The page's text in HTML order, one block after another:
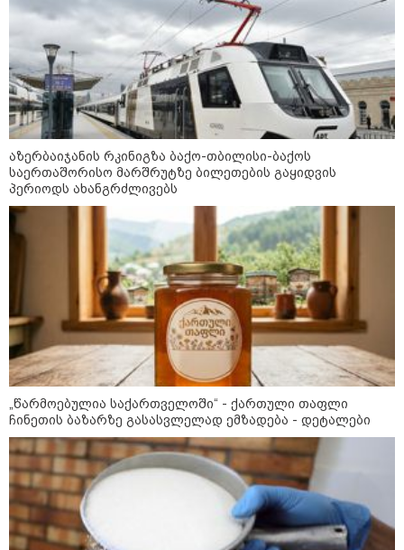
მომეპარნენ და თავს დამესხნენ
- ასფალტზე თავი მრავალჯერ
დამარტყმევინეს, მირტყეს
მუშტები" - რას ჰყვება კურიერი,
რომელსაც
არასრულწლოვანები სასტიკად
გაუსწორდნენ?
18:11 / 08-08-2026
"ფოტოსურათი, რომელზეც
ახლა ვისაუბრებ, ნია იმნაძის
ერთ-ერთმა მეგობარმა
გამომიგზავნა..." - ეკა კუპატაძე
კატეგორიის ყველა სიახლე
მკითხველის რჩევით
20:31 / 08-08-2026
"ის ამბავი ხომ
19:52 / 08-08-2026
"სანაპირო რაიონებში
19:32 / 08-
აზერბაიჯანის რკინიგზა ბაქო-თბილისი-ბაქოს
საერთაშორისო მარშრუტზე ბილეთების გაყიდვის
პერიოდს ახანგრძლივებს
„წარმოებულია საქართველოში“ - ქართული თაფლი
ჩინეთის ბაზარზე გასასვლელად ემზადება - დეტალები